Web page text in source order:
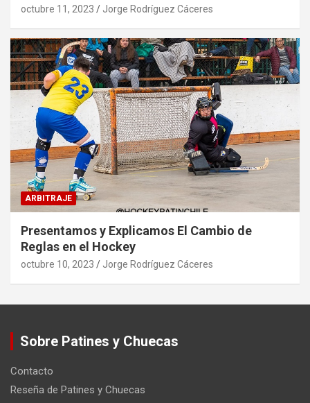
octubre 11, 2023 Jorge Rodríguez Cáceres
ARBITRAJE
Presentamos y Explicamos El Cambio de
Reglas en el Hockey
octubre 10, 2023 Jorge Rodríguez Cáceres
Sobre Patines y Chuecas
Contacto
Reseña de Patines y Chuecas